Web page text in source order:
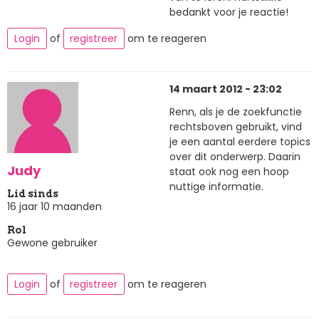
bedankt voor je reactie!
Login
of registreer om te reageren
Judy
Lid sinds
16 jaar 10 maanden
Rol
Gewone gebruiker
14 maart 2012 - 23:02
Renn, als je de zoekfunctie
rechtsboven gebruikt, vind
je een aantal eerdere topics
over dit onderwerp. Daarin
staat ook nog een hoop
nuttige informatie.
Login of registreer om te reageren